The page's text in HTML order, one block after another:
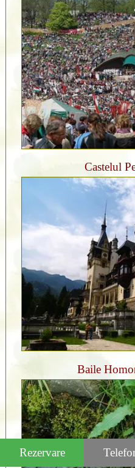
Rezervare
Castelul
Baile